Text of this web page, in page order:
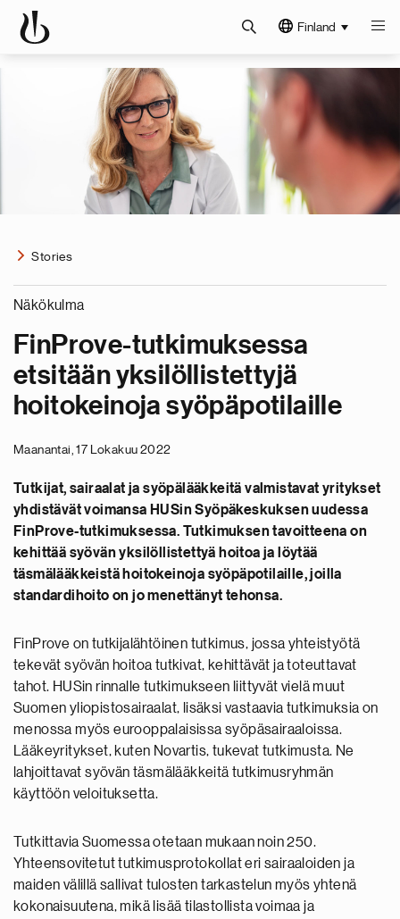
Finland
Stories
Näkökulma
FinProve-tutkimuksessa
etsitään yksilöllistettyjä
hoitokeinoja syöpäpotilaille
Maanantai, 17 Lokakuu 2022
Tutkijat, sairaalat ja syöpälääkkeitä valmistavat yritykset
yhdistävät voimansa HUSin Syöpäkeskuksen uudessa
FinProve-tutkimuksessa. Tutkimuksen tavoitteena on
kehittää syövän yksilöllistettyä hoitoa ja löytää
täsmälääkkeistä hoitokeinoja syöpäpotilaille, joilla
standardihoito on jo menettänyt tehonsa.
FinProve on tutkijalähtöinen tutkimus, jossa yhteistyötä
tekevät syövän hoitoa tutkivat, kehittävät ja toteuttavat
tahot. HUSin rinnalle tutkimukseen liittyvät vielä muut
Suomen yliopistosairaalat, lisäksi vastaavia tutkimuksia on
menossa myös eurooppalaisissa syöpäsairaaloissa.
Lääkeyritykset, kuten Novartis, tukevat tutkimusta. Ne
lahjoittavat syövän täsmälääkkeitä tutkimusryhmän
käyttöön veloituksetta.
Tutkittavia Suomessa otetaan mukaan noin 250.
Yhteensovitetut tutkimusprotokollat eri sairaaloiden ja
maiden välillä sallivat tulosten tarkastelun myös yhtenä
kokonaisuutena, mikä lisää tilastollista voimaa ja